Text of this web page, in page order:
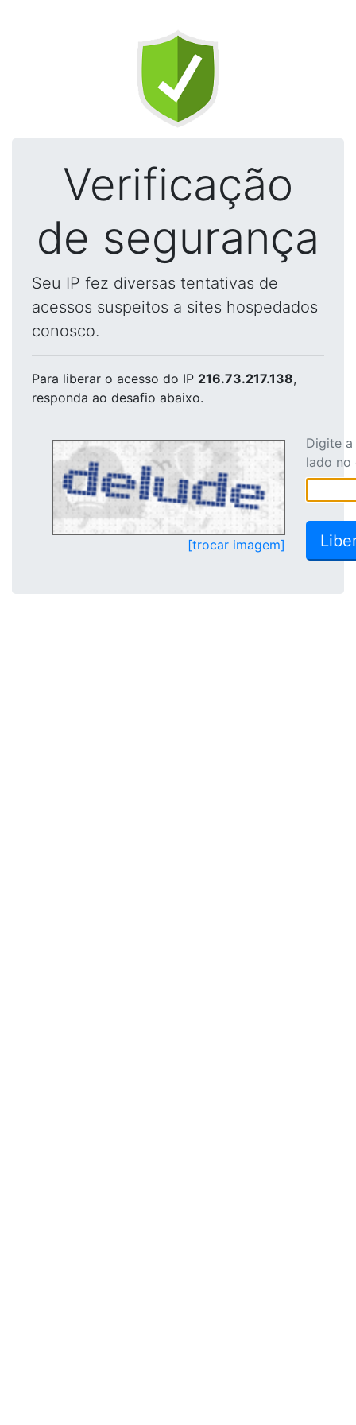
Verificação
de segurança
Seu IP fez diversas tentativas de
acessos suspeitos a sites hospedados
conosco.
Para liberar o acesso do IP 216.73.217.138,
responda ao desafio abaixo.
[trocar imagem]
Digite
lado no